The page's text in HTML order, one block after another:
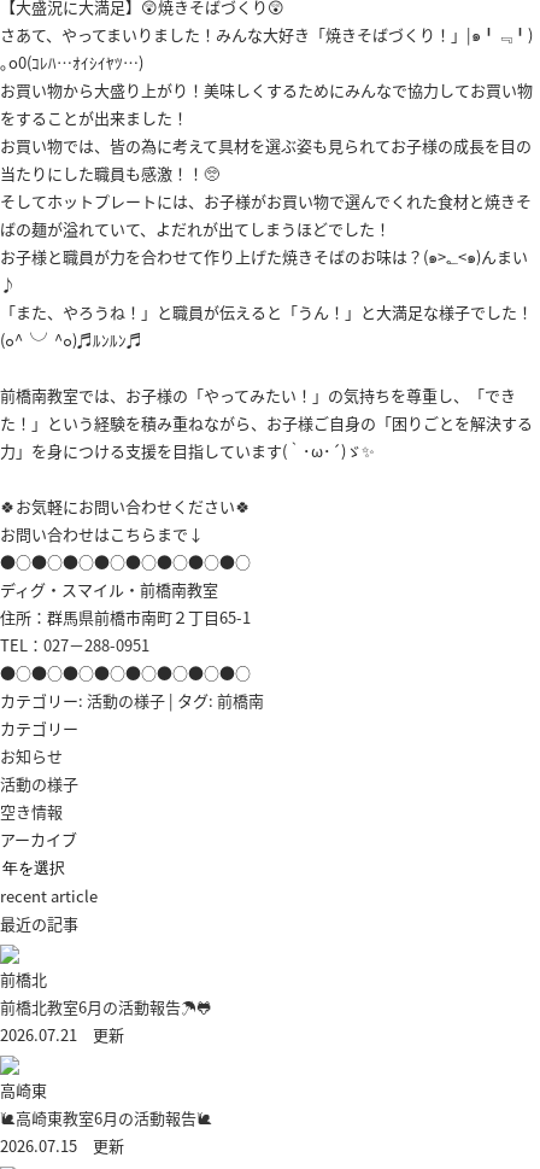
【大盛況に大満足】😲焼きそばづくり😲
さあて、やってまいりました！みんな大好き「焼きそばづくり！」|๑╹﹃╹)
｡o0(ｺﾚﾊ…ｵｲｼｲﾔﾂ…)
お買い物から大盛り上がり！美味しくするためにみんなで協力してお買い物
をすることが出来ました！
お買い物では、皆の為に考えて具材を選ぶ姿も見られてお子様の成長を目の
当たりにした職員も感激！！🥺
そしてホットプレートには、お子様がお買い物で選んでくれた食材と焼きそ
ばの麺が溢れていて、よだれが出てしまうほどでした！
お子様と職員が力を合わせて作り上げた焼きそばのお味は？(๑>؂<๑)んまい
♪
「また、やろうね！」と職員が伝えると「うん！」と大満足な様子でした！
(๐^╰╯^๐)♬ﾙﾝﾙﾝ♬
前橋南教室では、お子様の「やってみたい！」の気持ちを尊重し、「でき
た！」という経験を積み重ねながら、お子様ご自身の「困りごとを解決する
力」を身につける支援を目指しています(｀･ω･´)ゞ✨
🍀お気軽にお問い合わせください🍀
お問い合わせはこちらまで↓
●○●○●○●○●○●○●○●○
ディグ・スマイル・前橋南教室
住所：群馬県前橋市南町２丁目65-1
TEL： 027－288-0951
●○●○●○●○●○●○●○●○
カテゴリー: 活動の様子 | タグ: 前橋南
カテゴリー
お知らせ
活動の様子
空き情報
アーカイブ
recent article
最近の記事
前橋北
前橋北教室6月の活動報告☂🐸
2026.07.21 更新
高崎東
🐌高崎東教室6月の活動報告🐌
2026.07.15 更新